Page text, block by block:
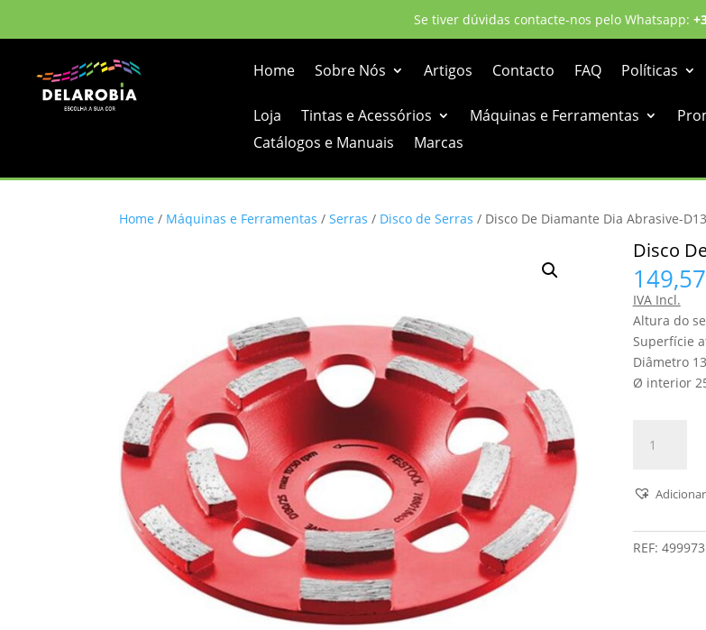
Se tiver dúvidas contacte-nos pelo Whatsapp:
Home Sobre Nós Artigos Contacto FAQ Políticas
Loja Tintas e Acessórios Máquinas e Ferramentas
Catálogos e Manuais
Marcas
Home / Máquinas e Ferramentas / Serras / Disco de Serras / Disco De Diamante Dia Abrasive-
Disco
149,57
IVA Incl.
Altura do
Superfície
Diâmetro
Ø interior
De
Dia
Abrasive-
REF: 499973